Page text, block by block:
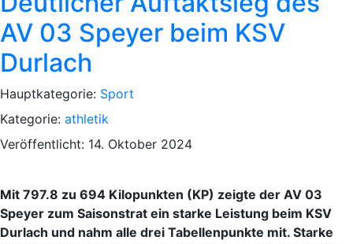
AV 03 Speyer beim KSV
Durlach
Hauptkategorie: Sport
Kategorie: athletik
Veröffentlicht: 14. Oktober 2024
Mit 797.8 zu 694 Kilopunkten (KP) zeigte der AV 03
Speyer zum Saisonstrat ein starke Leistung beim KSV
Durlach und nahm alle drei Tabellenpunkte mit. Starke